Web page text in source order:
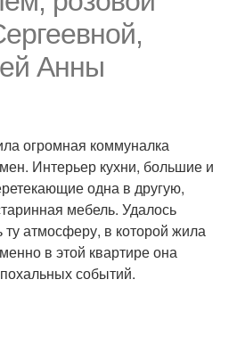
Анны
огромная коммуналка
Интерьер кухни, большие и
одна в другую,
мебель. Удалось
ту атмосферу, в которой жила
в этой квартире она
событий.